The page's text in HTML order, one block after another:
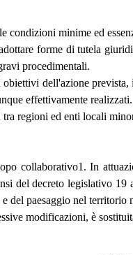
minime ed
forme di tutela
procedimentali.
dell'azione
effettivamente realizzati.
regioni ed enti locali
collaborativo1. In
del decreto legislativo 19
del paesaggio nel territorio
modificazioni, è